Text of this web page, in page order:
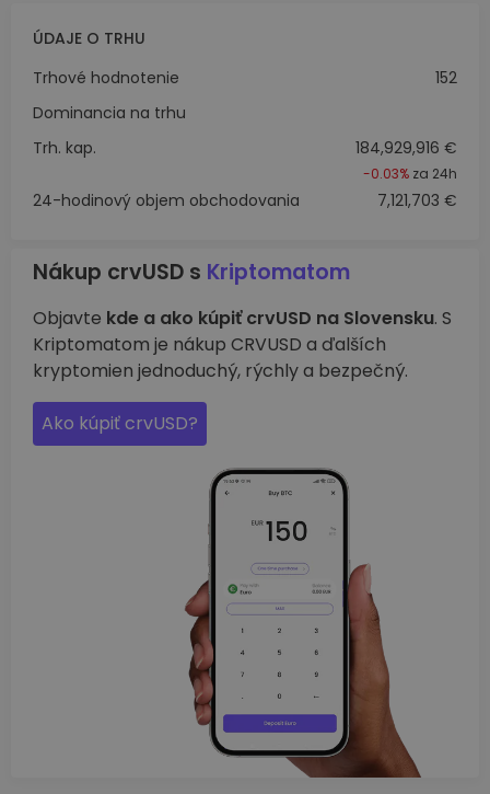
ÚDAJE O TRHU
Trhové hodnotenie
152
Dominancia na trhu
Trh. kap.
184,929,916 €
-0.03% za 24h
24-hodinový objem obchodovania 7,121,703 €
Nákup crvUSD s Kriptomatom
Objavte kde a ako kúpiť crvUSD na Slovensku. S
Kriptomatom je nákup CRVUSD a ďalších
kryptomien jednoduchý, rýchly a bezpečný.
Ako kúpiť crvUSD?